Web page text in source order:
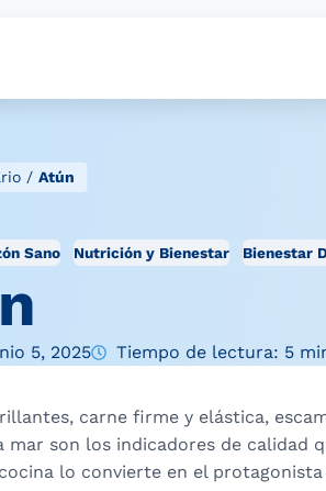
/ Atún
Sano Nutrición y Bienestar Bienestar
5, 2025 Tiempo de lectura: 5
carne firme y elástica,
son los indicadores de calidad
lo convierte en el protagonista